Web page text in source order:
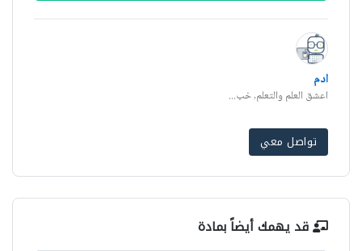
ادم
اعشق العلم والتعلم, خب...
تواصل معي
قد يهمك أيضاً بمادة